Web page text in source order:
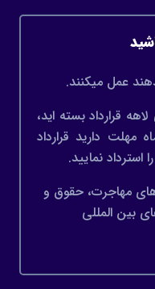
عمل میکنند.
قرارداد بسته اید،
دارید قرارداد
نمایید.
مهاجرت، حقوق و
بین المللی